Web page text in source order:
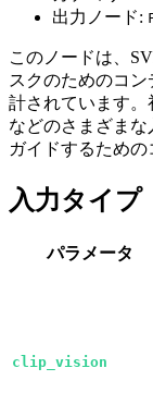
出力ノード:
このノードは、
スクのためのコ
計されています
などのさまざま
ガイドするための
入力タイプ
パラメータ
clip_vision